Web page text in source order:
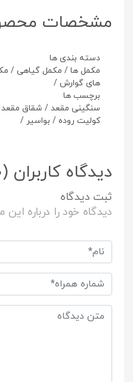
مشخصات
دسته بندی ها
مکمل ها / مکمل گیاهی /
های گوارش /
برچسب ها
سنگینی مقعد / شقاق مقعد
کولیت روده / بواسیر /
دیدگاه کاربران (0 دیدگاه)
ثبت دیدگاه
دیدگاه خود را درباره